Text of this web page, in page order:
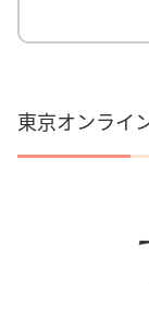
東京オンライ